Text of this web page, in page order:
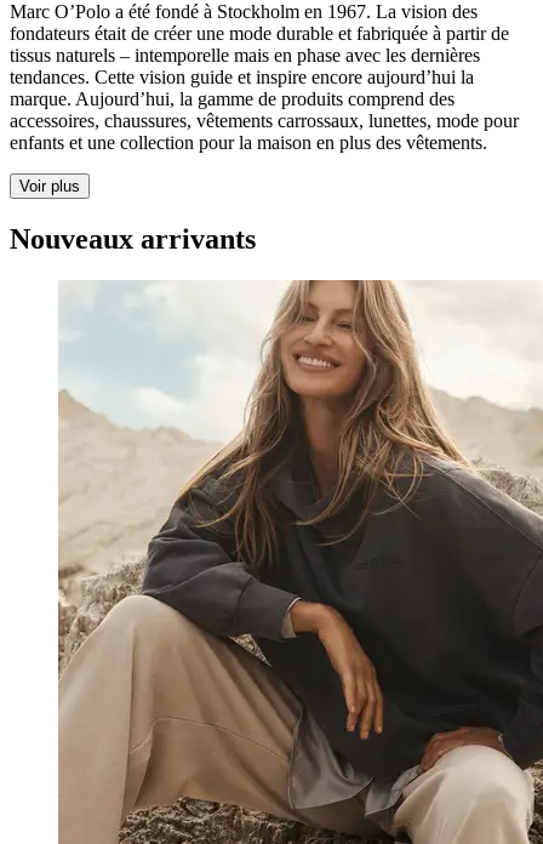
Marc O’Polo a été fondé à Stockholm en 1967. La vision des
fondateurs était de créer une mode durable et fabriquée à partir de
tissus naturels – intemporelle mais en phase avec les dernières
tendances. Cette vision guide et inspire encore aujourd’hui la
marque. Aujourd’hui, la gamme de produits comprend des
accessoires, chaussures, vêtements carrossaux, lunettes, mode pour
enfants et une collection pour la maison en plus des vêtements.
Voir plus
Nouveaux arrivants